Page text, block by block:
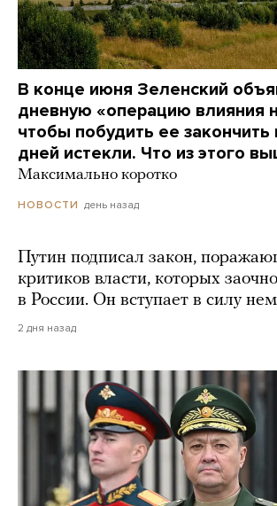
В конце июня Зеленский
дневную «операцию влияния
чтобы побудить ее закончить
дней истекли. Что из этого
Максимально коротко
НОВОСТИ день назад
Путин подписал закон,
критиков власти, которых
в России. Он вступает в силу
2 дня назад